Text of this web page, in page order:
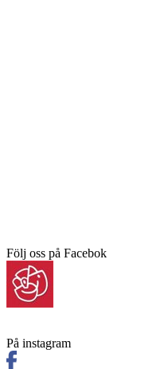
Följ oss på Facebok
På instagram